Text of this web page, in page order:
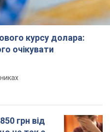
не так з
"Динамо"
й хвилині